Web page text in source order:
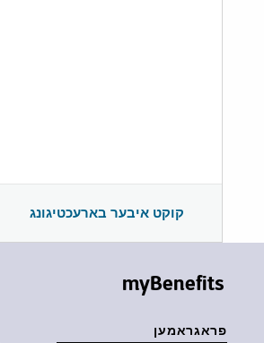
קוקט איבער בארעכטיגונג
myBenefits
פראגראמען